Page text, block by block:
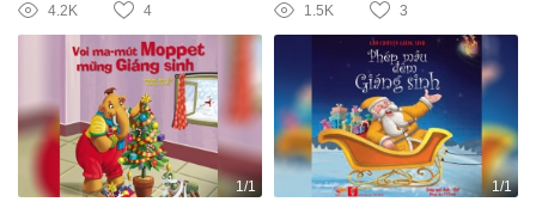
4.2K 4 1.5K 3
1/1 1/1